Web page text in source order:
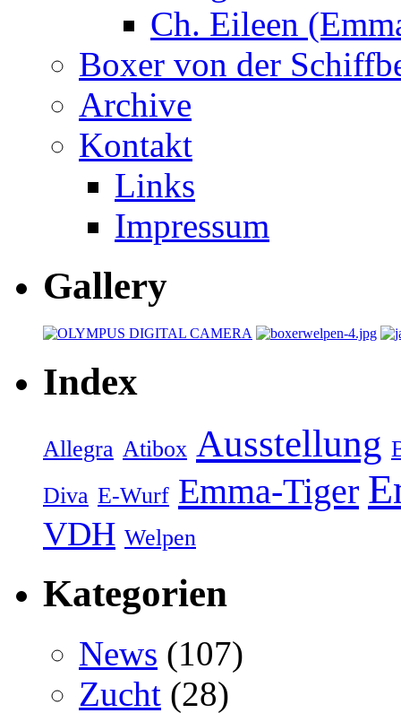
Ch. Eileen
Boxer von der
Archive
Kontakt
Links
Impressum
Gallery
Index
Allegra Atibox Ausstellung
Diva E-Wurf Emma-Tiger
VDH Welpen
Kategorien
News (107)
Zucht (28)